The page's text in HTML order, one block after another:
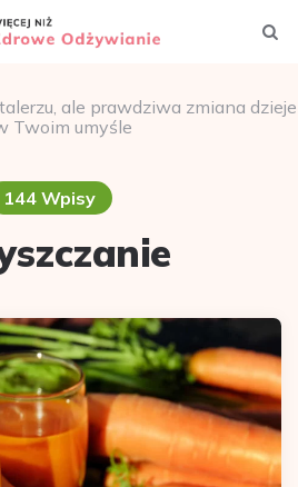
ale prawdziwa zmiana dzieje
Twoim umyśle
144 Wpisy